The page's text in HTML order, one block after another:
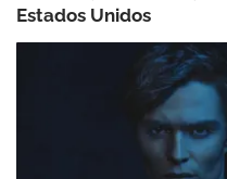
Estados Unidos